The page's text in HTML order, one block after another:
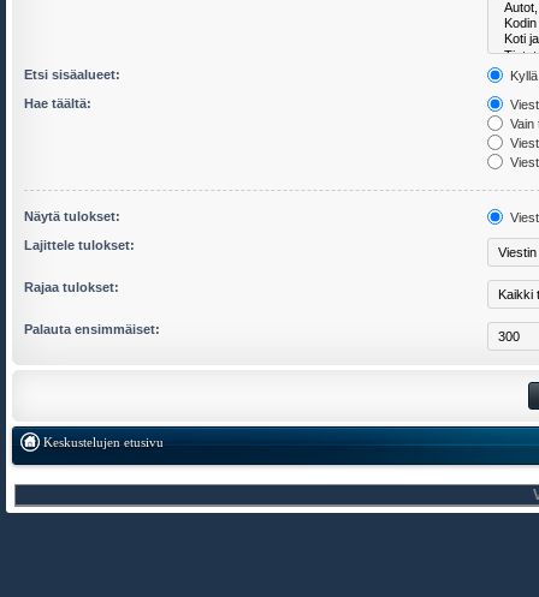
Etsi sisäalueet:
Kyllä
Hae täältä:
Vain
Näytä tulokset:
Lajittele tulokset:
Rajaa tulokset:
Palauta ensimmäiset:
Keskustelujen etusivu